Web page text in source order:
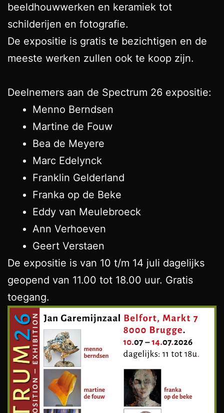
beeldhouwwerken en keramiek tot
schilderijen en fotografie.
De expositie is gratis te bezichtigen en de
meeste werken zullen ook te koop zijn.
Deelnemers aan de Spectrum 26 expositie:
Menno Berndsen
Martine de Fouw
Bea de Meyere
Marc Edelynck
Franklin Gelderland
Franka op de Beke
Eddy van Meulebroeck
Ann Verhoeven
Geert Verstaen
De expositie is van 10 t/m 14 juli dagelijks
geopend van 11.00 tot 18.00 uur. Gratis
toegang.